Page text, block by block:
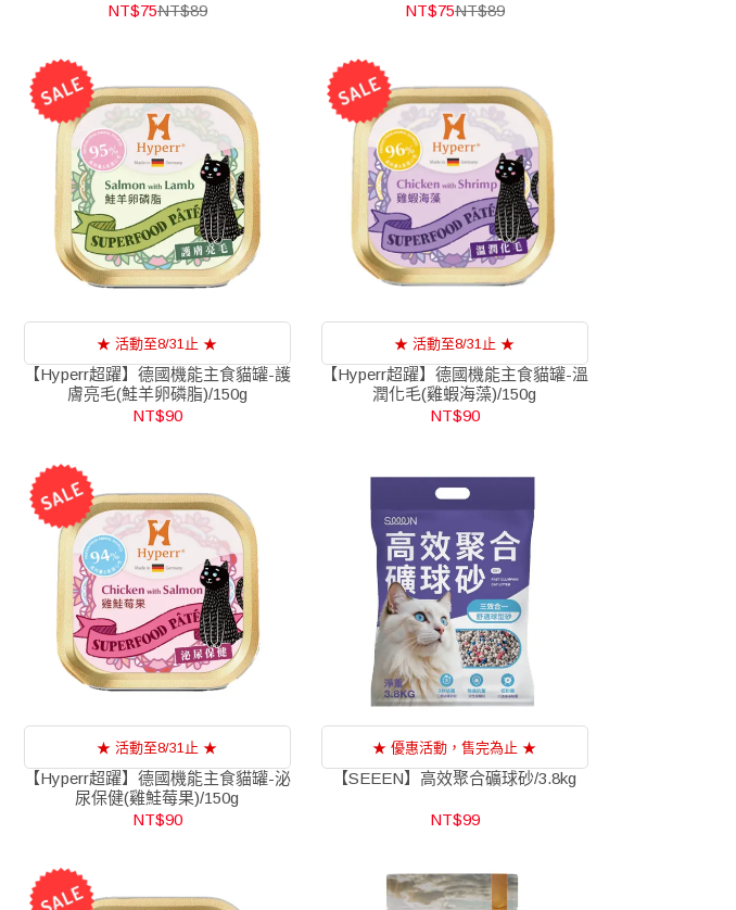
NT$75NT$89
NT$75NT$89
★ 活動至8/31止 ★
【Hyperr超躍】德國機能主食貓罐-護
膚亮毛(鮭羊卵磷脂)/150g
NT$90
★ 活動至8/31止 ★
【Hyperr超躍】德國機能主食貓罐-溫
潤化毛(雞蝦海藻)/150g
NT$90
★ 活動至8/31止 ★
【Hyperr超躍】德國機能主食貓罐-泌
尿保健(雞鮭莓果)/150g
NT$90
★ 優惠活動，售完為止 ★
【SEEEN】高效聚合礦球砂/3.8kg
NT$99